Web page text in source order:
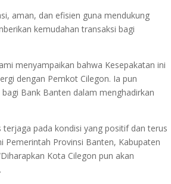
aman, dan efisien guna mendukung
kemudahan transaksi bagi
menyampaikan bahwa Kesepakatan ini
dengan Pemkot Cilegon. Ia pun
Bank Banten dalam menghadirkan
pada kondisi yang positif dan terus
Pemerintah Provinsi Banten, Kabupaten
Kota Cilegon pun akan